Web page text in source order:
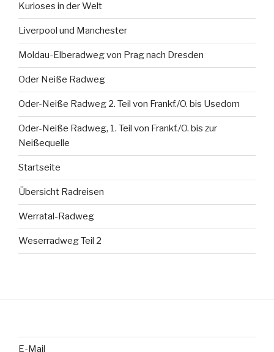
Kurioses in der Welt
Liverpool und Manchester
Moldau-Elberadweg von Prag nach Dresden
Oder Neiße Radweg
Oder-Neiße Radweg 2. Teil von Frankf./O. bis Usedom
Oder-Neiße Radweg, 1. Teil von Frankf./O. bis zur
Neißequelle
Startseite
Übersicht Radreisen
Werratal-Radweg
Weserradweg Teil 2
E-Mail